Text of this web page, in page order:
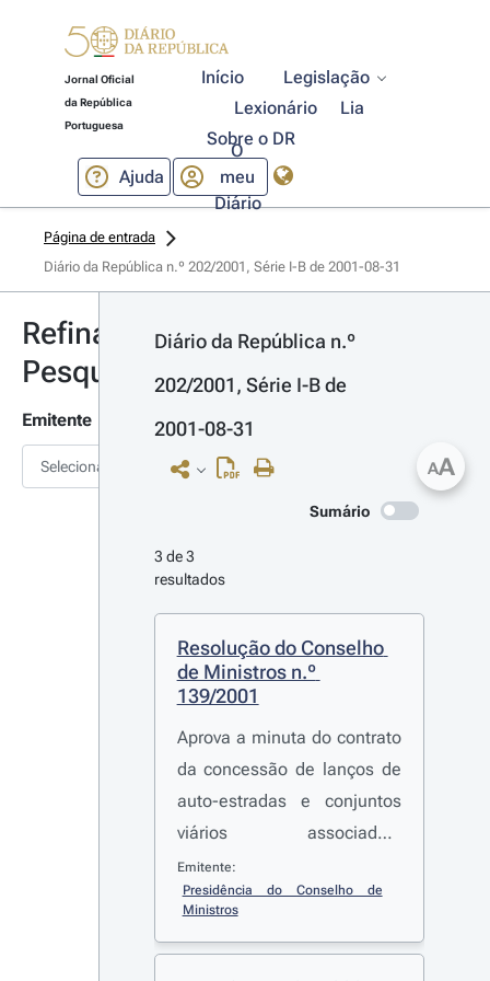
Jornal Oficial
da República
Portuguesa
Início
Legislação
Lexionário
Lia
Sobre o DR
Ajuda
O
meu
Diário
Página de entrada
Diário da República n.º 202/2001, Série I-B de 2001-08-31
Refinar
Pesquisa
Emitente
Selecionar
Diário da República n.º
202/2001, Série I-B de
2001-08-31
Sumário
3 de 3
resultados
Resolução do Conselho
de Ministros n.º
139/2001
Aprova a minuta do contrato
da concessão de lanços de
auto-estradas e conjuntos
viários associados,
desginada por concessão
SCUT do Norte Litoral, a que
artigo 2.º doDecreto-Lei n.º
Emitente:
Presidência do Conselho de
Ministros
AA